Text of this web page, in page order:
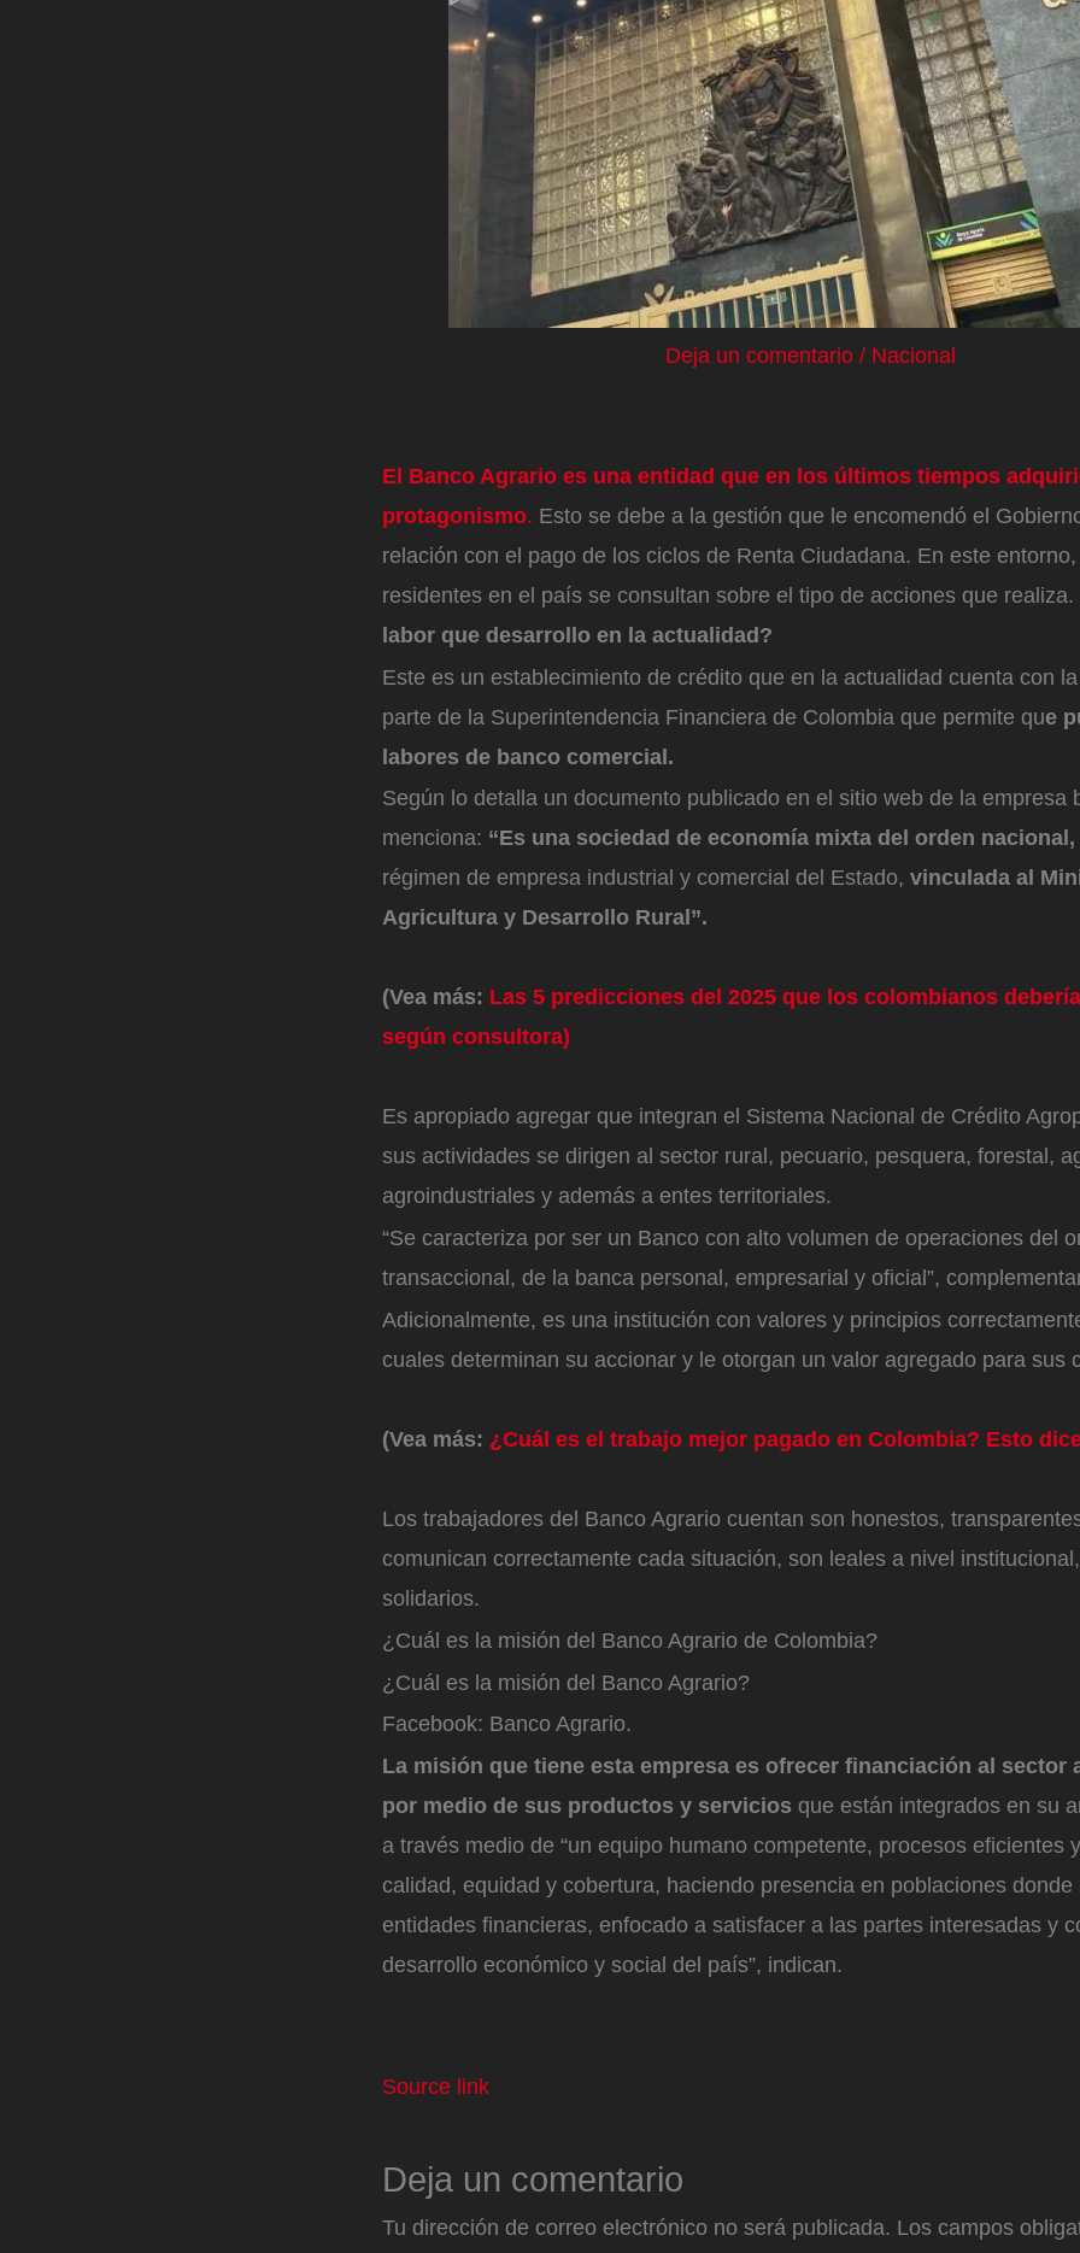
Deja un comentario / Nacional
El Banco Agrario es una entidad que en los últimos tiempos
protagonismo. Esto se debe a la gestión que le encomendó el
relación con el pago de los ciclos de Renta Ciudadana. En este
residentes en el país se consultan sobre el tipo de acciones que realiza.
labor que desarrollo en la actualidad?
Este es un establecimiento de crédito que en la actualidad cuenta con
parte de la Superintendencia Financiera de Colombia que permite que
labores de banco comercial.
Según lo detalla un documento publicado en el sitio web de la empresa
menciona: “Es una sociedad de economía mixta del orden nacional,
régimen de empresa industrial y comercial del Estado, vinculada al
Agricultura y Desarrollo Rural”.
(Vea más: Las 5 predicciones del 2025 que los colombianos
según consultora)
Es apropiado agregar que integran el Sistema Nacional de Crédito
sus actividades se dirigen al sector rural, pecuario, pesquera, forestal,
agroindustriales y además a entes territoriales.
“Se caracteriza por ser un Banco con alto volumen de operaciones del
transaccional, de la banca personal, empresarial y oficial”,
Adicionalmente, es una institución con valores y principios
cuales determinan su accionar y le otorgan un valor agregado para sus
(Vea más: ¿Cuál es el trabajo mejor pagado en Colombia? Esto
Los trabajadores del Banco Agrario cuentan son honestos,
comunican correctamente cada situación, son leales a nivel
solidarios.
¿Cuál es la misión del Banco Agrario de Colombia?
¿Cuál es la misión del Banco Agrario?
Facebook: Banco Agrario.
La misión que tiene esta empresa es ofrecer financiación al sector
por medio de sus productos y servicios que están integrados en su
a través medio de “un equipo humano competente, procesos eficientes
calidad, equidad y cobertura, haciendo presencia en poblaciones
entidades financieras, enfocado a satisfacer a las partes interesadas y
desarrollo económico y social del país”, indican.
Source link
Deja un comentario
Tu dirección de correo electrónico no será publicada. Los campos